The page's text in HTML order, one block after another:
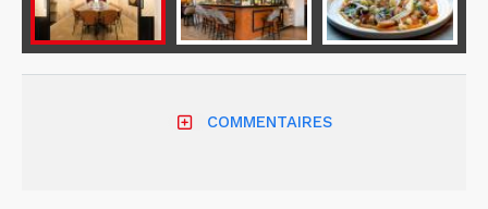
COMMENTAIRES